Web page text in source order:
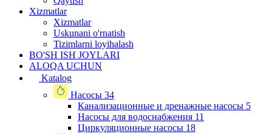
Xizmatlar
Xizmatlar
Uskunani o'rnatish
Tizimlarni loyihalash
BO'SH ISH JOYLARI
ALOQA UCHUN
Katalog
Насосы 34
Канализационные и дренажные насосы 5
Насосы для водоснабжения 11
Циркуляционные насосы 18